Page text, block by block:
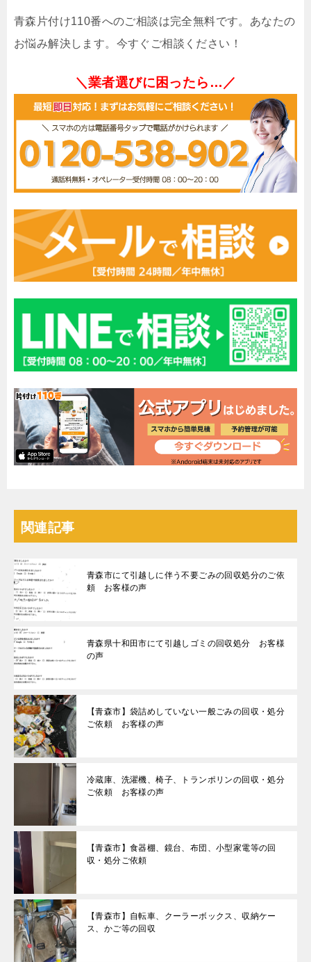
青森片付け110番へのご相談は完全無料です。あなたの
お悩み解決します。今すぐご相談ください！
＼業者選びに困ったら…／
関連記事
青森市にて引越しに伴う不要ごみの回収処分のご依
頼 お客様の声
青森県十和田市にて引越しゴミの回収処分 お客様
の声
【青森市】袋詰めしていない一般ごみの回収・処分
ご依頼 お客様の声
冷蔵庫、洗濯機、椅子、トランポリンの回収・処分
ご依頼 お客様の声
【青森市】食器棚、鏡台、布団、小型家電等の回
収・処分ご依頼
【青森市】自転車、クーラーボックス、収納ケー
ス、かご等の回収